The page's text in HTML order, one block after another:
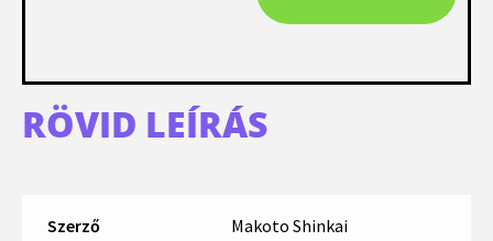
RÖVID LEÍRÁS
Szerző Makoto Shinkai